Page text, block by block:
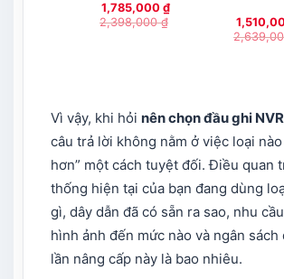
1,785,000 ₫
2,398,000₫
Vì vậy, khi hỏi nên chọn đầu ghi
câu trả lời không nằm ở việc loại nào
hơn” một cách tuyệt đối. Điều quan
thống hiện tại của bạn đang dùng
gì, dây dẫn đã có sẵn ra sao, nhu
hình ảnh đến mức nào và ngân sách
lần nâng cấp này là bao nhiêu.